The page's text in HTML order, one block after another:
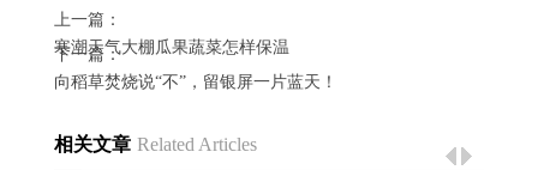
上一篇：
寒潮天气大棚瓜果蔬菜怎样保温
下一篇：
向稻草焚烧说“不”，留银屏一片蓝天！
相关文章 Related Articles